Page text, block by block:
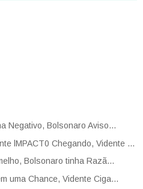
Negativo, Bolsonaro Aviso...
lMPACT0 Chegando, Vidente ...
Bolsonaro tinha Razã...
uma Chance, Vidente Ciga...